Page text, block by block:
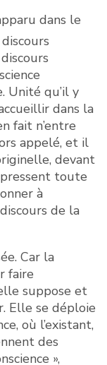
dans le
Unité qu’il y
dans la
fait n’entre
appelé, et il
devant
toute
à
de la
Car la
faire
suppose et
Elle se déploie
où l’existant,
des
»,